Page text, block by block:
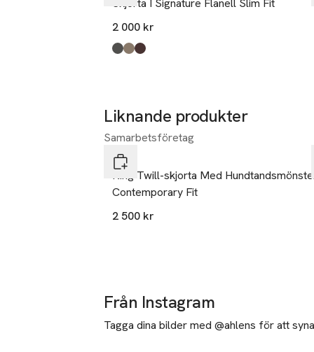
Skjorta I Signature Flanell Slim Fit
2 000 kr
Produkten finns i färgerna:
dark green
beige,
dark red
Liknande produkter
Hoppa över bildspelet
Samarbetsföretag
Eton
King Twill-skjorta Med Hundtandsmönster
Contemporary Fit
2 500 kr
Från Instagram
Tagga dina bilder med @ahlens för att